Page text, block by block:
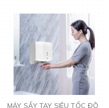
MÁY SẤY TAY SIÊU TỐC ĐỘ